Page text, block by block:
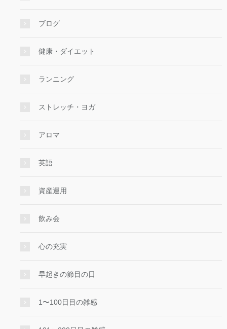
ブログ
健康・ダイエット
ランニング
ストレッチ・ヨガ
アロマ
英語
資産運用
飲み会
心の充実
早起きの節目の日
1〜100日目の雑感